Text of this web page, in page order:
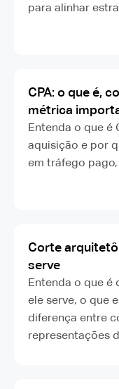
para alinhar
CPA: o que é,
métrica
Entenda o que é
aquisição e por
em tráfego
Corte
serve
Entenda o que
ele serve, o que
diferença entre
representações